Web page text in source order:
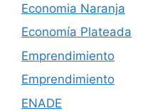
Economia Naranja
Economía Plateada
Emprendimiento
Emprendimiento
ENADE